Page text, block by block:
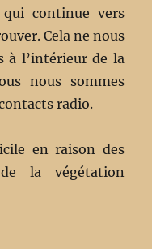
continue vers
Cela ne nous
à l’intérieur de la
nous sommes
radio.
en raison des
la végétation